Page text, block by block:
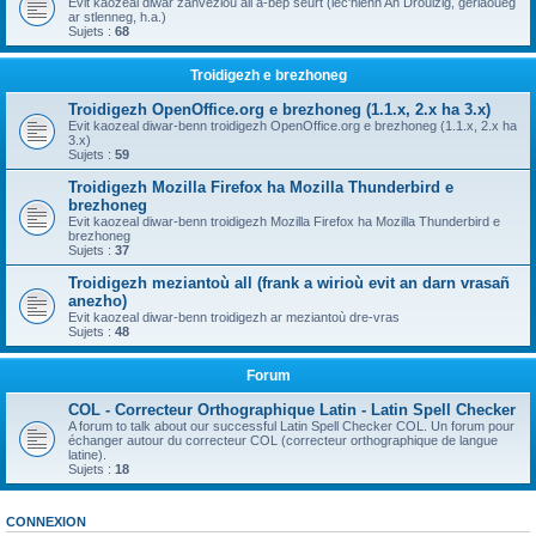
ar stlenneg, h.a.)
Sujets : 68
Troidigezh e brezhoneg
Troidigezh OpenOffice.org e brezhoneg (1.1.x, 2.x ha 3.x)
Evit kaozeal diwar-benn troidigezh OpenOffice.org e brezhoneg (1.1.x, 2.x ha
3.x)
Sujets : 59
Troidigezh Mozilla Firefox ha Mozilla Thunderbird e
brezhoneg
Evit kaozeal diwar-benn troidigezh Mozilla Firefox ha Mozilla Thunderbird e
brezhoneg
Sujets : 37
Troidigezh meziantoù all (frank a wirioù evit an darn vrasañ
anezho)
Evit kaozeal diwar-benn troidigezh ar meziantoù dre-vras
Sujets : 48
Forum
COL - Correcteur Orthographique Latin - Latin Spell Checker
A forum to talk about our successful Latin Spell Checker COL. Un forum pour
échanger autour du correcteur COL (correcteur orthographique de langue
latine).
Sujets : 18
CONNEXION